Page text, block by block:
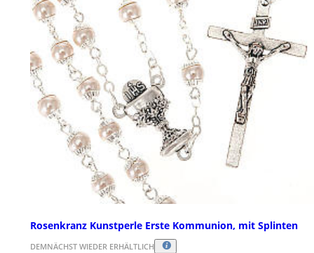
Rosenkranz Kunstperle Erste Kommunion, mit Splinten
DEMNÄCHST WIEDER ERHÄLTLICH